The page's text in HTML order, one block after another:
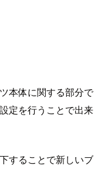
本体に関する部分で
定を行うことで出来
することで新しいブ